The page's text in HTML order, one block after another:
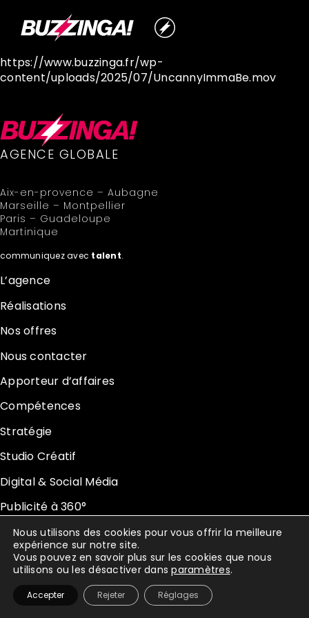
https://www.buzzinga.fr/wp-
content/uploads/2025/07/UncannyImmaBe.mov
AGENCE GLOBALE
Aix-en-provence – Aubagne
Marseille – Montpellier
Paris – Guadeloupe
Martinique
communiquez avec talent.
L’agence
Réalisations
Nos offres
Nous contacter
Apporteur d’affaires
Compétences
Stratégie
Studio Créatif
Digital & Social Média
Publicité à 360°
mentions légales
Nous utilisons des cookies pour vous offrir la meilleure
expérience sur notre site.
Vous pouvez en savoir plus sur les cookies que nous
utilisons ou les désactiver dansparamètres.
Accepter Rejeter Réglages